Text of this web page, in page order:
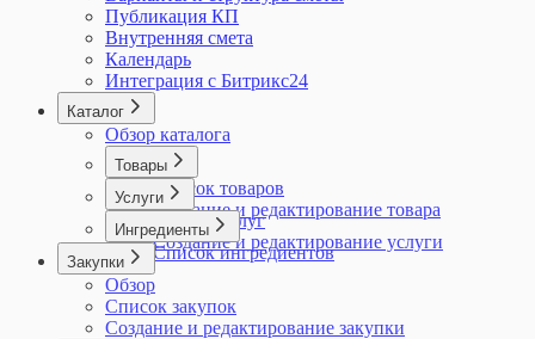
Публикация КП
Внутренняя смета
Календарь
Интеграция с Битрикс24
Каталог
Обзор каталога
Товары
Список товаров
Создание и редактирование товара
Услуги
Список услуг
Создание и редактирование услуги
Ингредиенты
Список ингредиентов
Закупки
Обзор
Список закупок
Создание и редактирование закупки